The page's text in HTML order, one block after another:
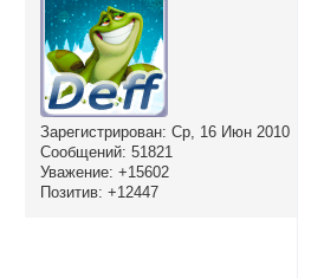
Зарегистрирован: Ср, 16 Июн 2010
Сообщений: 51821
Уважение: +15602
Позитив: +12447